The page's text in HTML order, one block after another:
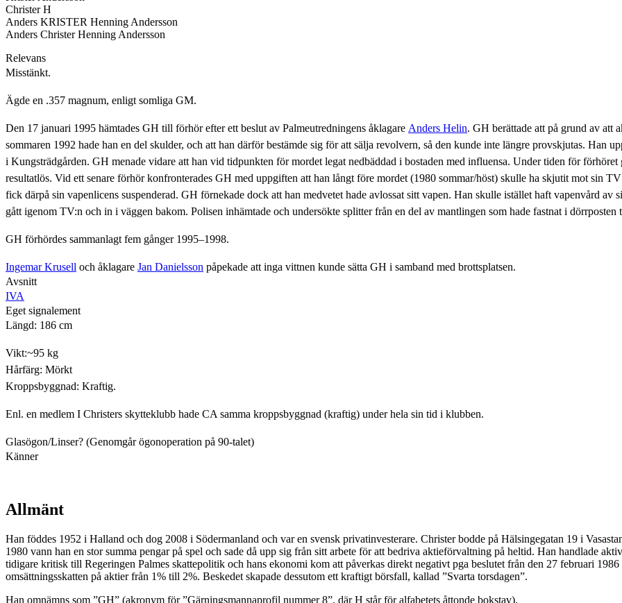
Christer H
Anders KRISTER Henning Andersson
Anders Christer Henning Andersson
Relevans
Misstänkt.
Ägde en .357 magnum, enligt somliga GM.
Den 17 januari 1995 hämtades GH till förhör efter ett beslut av Palmeutredningens åklagare Anders Helin. GH berättade att på grund av att
sommaren 1992 hade han en del skulder, och att han därför bestämde sig för att sälja revolvern, så den kunde inte längre provskjutas. Han
i Kungsträdgården. GH menade vidare att han vid tidpunkten för mordet legat nedbäddad i bostaden med influensa. Under tiden för förhöret
resultatlös. Vid ett senare förhör konfronterades GH med uppgiften att han långt före mordet (1980 sommar/höst) skulle ha skjutit mot sin
fick därpå sin vapenlicens suspenderad. GH förnekade dock att han medvetet hade avlossat sitt vapen. Han skulle istället haft vapenvård av
gått igenom TV:n och in i väggen bakom. Polisen inhämtade och undersökte splitter från en del av mantlingen som hade fastnat i dörrposten
GH förhördes sammanlagt fem gånger 1995–1998.
Ingemar Krusell och åklagare Jan Danielsson påpekade att inga vittnen kunde sätta GH i samband med brottsplatsen.
Avsnitt
IVA
Eget signalement
Längd: 186 cm
Vikt:~95 kg
Hårfärg: Mörkt
Kroppsbyggnad: Kraftig.
Enl. en medlem I Christers skytteklubb hade CA samma kroppsbyggnad (kraftig) under hela sin tid i klubben.
Glasögon/Linser? (Genomgår ögonoperation på 90-talet)
Känner
Allmänt
Han föddes 1952 i Halland och dog 2008 i Södermanland och var en svensk privatinvesterare. Christer bodde på Hälsingegatan 19 i
1980 vann han en stor summa pengar på spel och sade då upp sig från sitt arbete för att bedriva aktieförvaltning på heltid. Han handlade
tidigare kritisk till Regeringen Palmes skattepolitik och hans ekonomi kom att påverkas direkt negativt pga beslutet från den 27 februari
omsättningsskatten på aktier från 1% till 2%. Beskedet skapade dessutom ett kraftigt börsfall, kallad ”Svarta torsdagen”.
Han omnämns som ”GH” (akronym för ”Gärningsmannaprofil nummer 8”, där H står för alfabetets åttonde bokstav).